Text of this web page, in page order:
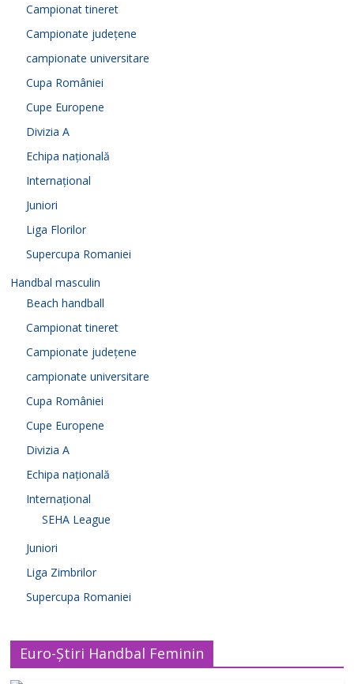
Campionat tineret
Campionate județene
campionate universitare
Cupa României
Cupe Europene
Divizia A
Echipa națională
Internațional
Juniori
Liga Florilor
Supercupa Romaniei
Handbal masculin
Beach handball
Campionat tineret
Campionate județene
campionate universitare
Cupa României
Cupe Europene
Divizia A
Echipa națională
Internațional
SEHA League
Juniori
Liga Zimbrilor
Supercupa Romaniei
Euro-Știri Handbal Feminin